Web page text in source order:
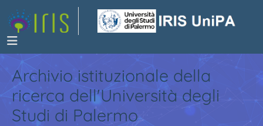
Archivio istituzionale della
ricerca dell'Università degli
Studi di Palermo